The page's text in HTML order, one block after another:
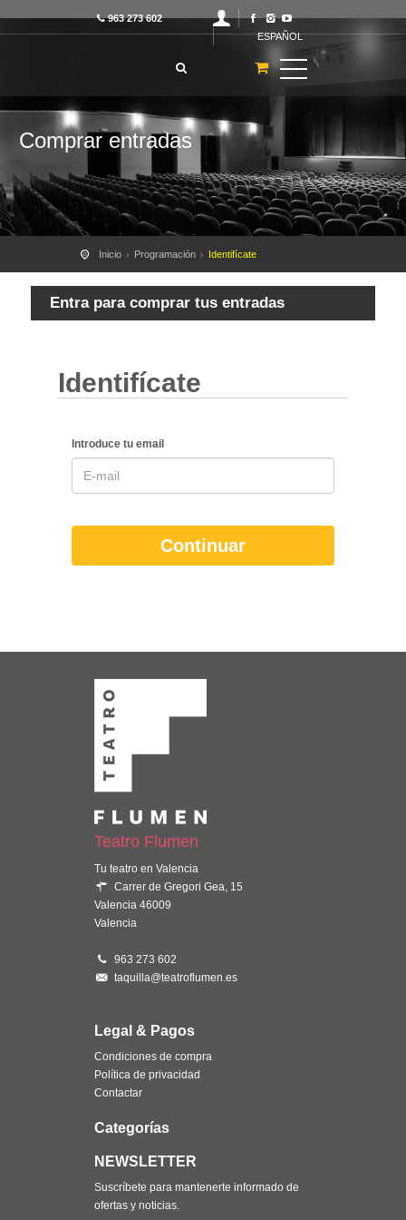
963 273 602
ESPAÑOL
Comprar entradas
Inicio Programación Identifícate
Entra para comprar tus entradas
Identifícate
Introduce tu email
Continuar
Teatro Flumen
Tu teatro en Valencia
Carrer de Gregori Gea, 15
Valencia 46009
Valencia
963 273 602
taquilla@teatroflumen.es
Legal & Pagos
Condiciones de compra
Política de privacidad
Contactar
Categorías
NEWSLETTER
Suscríbete para mantenerte informado de
ofertas y noticias.